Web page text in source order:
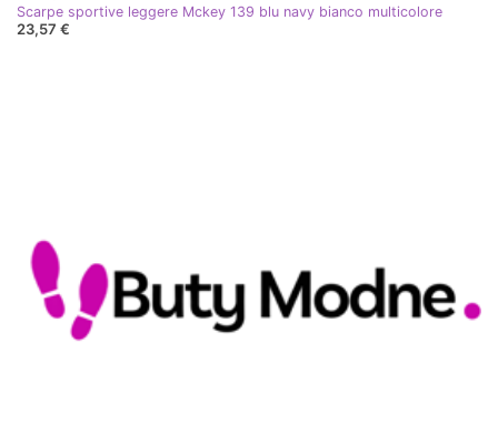
Scarpe sportive leggere Mckey 139 blu navy bianco multicolore
23,57 €